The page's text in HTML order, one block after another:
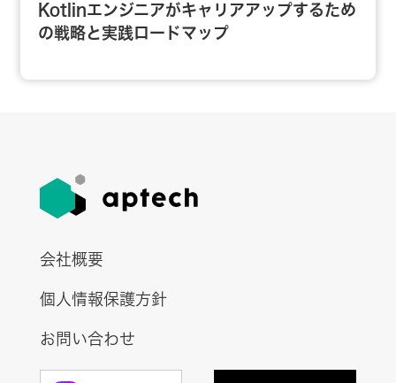
Kotlinエンジニアがキャリアアップするため
の戦略と実践ロードマップ
会社概要
個人情報保護方針
お問い合わせ